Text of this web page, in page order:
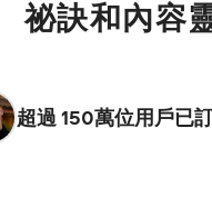
祕訣和內容
超過 150萬位用戶已